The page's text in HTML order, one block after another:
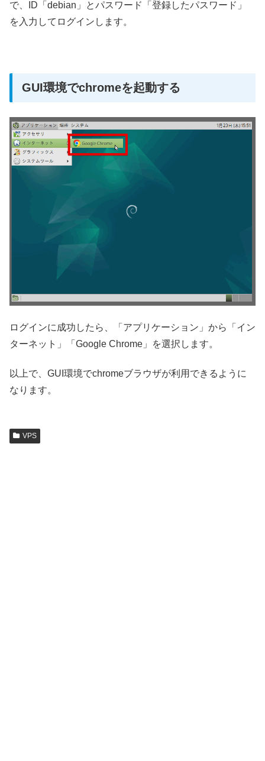
で、ID「debian」とパスワード「登録したパスワード」
を入力してログインします。
GUI環境でchromeを起動する
ログインに成功したら、「アプリケーション」から「イン
ターネット」「Google Chrome」を選択します。
以上で、GUI環境でchromeブラウザが利用できるように
なります。
VPS